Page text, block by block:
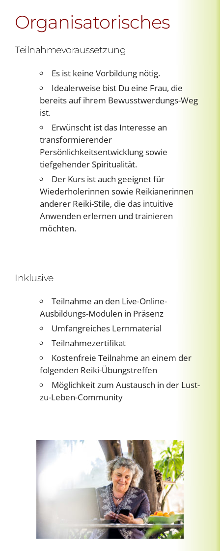
Organisatorisches
Teilnahmevoraussetzung
Es ist keine Vorbildung nötig.
Idealerweise bist Du eine Frau, die
bereits auf ihrem Bewusstwerdungs-Weg
ist.
Erwünscht ist das Interesse an
transformierender
Persönlichkeitsentwicklung sowie
tiefgehender Spiritualität.
Der Kurs ist auch geeignet für
Wiederholerinnen sowie Reikianerinnen
anderer Reiki-Stile, die das intuitive
Anwenden erlernen und trainieren
möchten.
Inklusive
Teilnahme an den Live-Online-
Ausbildungs-Modulen in Präsenz
Umfangreiches Lernmaterial
Teilnahmezertifikat
Kostenfreie Teilnahme an einem der
folgenden Reiki-Übungstreffen
Möglichkeit zum Austausch in der Lust-
zu-Leben-Community